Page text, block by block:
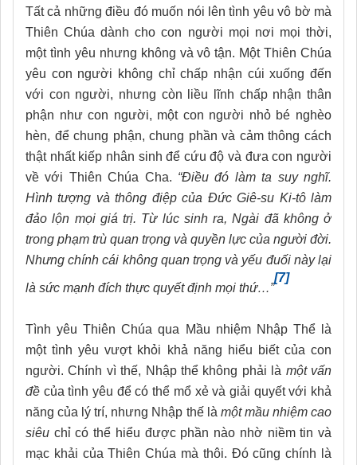
Tất cả những điều đó muốn nói lên tình yêu vô bờ mà
Thiên Chúa dành cho con người mọi nơi mọi thời,
một tình yêu nhưng không và vô tận. Một Thiên Chúa
yêu con người không chỉ chấp nhận cúi xuống đến
với con người, nhưng còn liều lĩnh chấp nhận thân
phận như con người, một con người nhỏ bé nghèo
hèn, để chung phận, chung phần và cảm thông cách
thật nhất kiếp nhân sinh để cứu độ và đưa con người
về với Thiên Chúa Cha. “Điều đó làm ta suy nghĩ.
Hình tượng và thông điệp của Đức Giê-su Ki-tô làm
đảo lộn mọi giá trị. Từ lúc sinh ra, Ngài đã không ở
trong phạm trù quan trọng và quyền lực của người đời.
Nhưng chính cái không quan trọng và yếu đuối này lại
là sức mạnh đích thực quyết định mọi thứ…”
[7]
Tình yêu Thiên Chúa qua Mầu nhiệm Nhập Thể là
một tình yêu vượt khỏi khả năng hiểu biết của con
người. Chính vì thế, Nhập thể không phải là một vấn
đề của tình yêu để có thể mổ xẻ và giải quyết với khả
năng của lý trí, nhưng Nhập thế là một mầu nhiệm cao
siêu chỉ có thể hiểu được phần nào nhờ niềm tin và
mạc khải của Thiên Chúa mà thôi. Đó cũng chính là